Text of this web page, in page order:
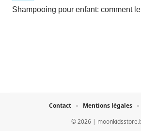
Shampooing pour enfant: comment
© 2026 |
Contact Mentions légales